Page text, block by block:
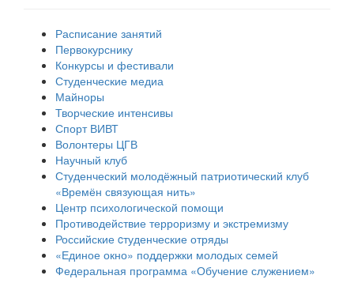
Расписание занятий
Первокурснику
Конкурсы и фестивали
Студенческие медиа
Майноры
Творческие интенсивы
Спорт ВИВТ
Волонтеры ЦГВ
Научный клуб
Студенческий молодёжный патриотический клуб
«Времён связующая нить»
Центр психологической помощи
Противодействие терроризму и экстремизму
Российские cтуденческие отряды
«Единое окно» поддержки молодых семей
Федеральная программа «Обучение служением»